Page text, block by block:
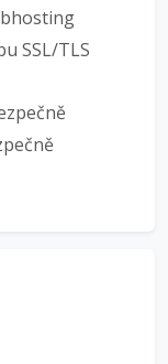
SSL/TLS